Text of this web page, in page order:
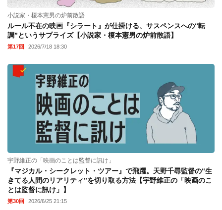
小説家・榎本憲男の炉前散語
ルール不在の映画『シラート』が仕掛ける、サスペンスへの“転
調”というサプライズ【小説家・榎本憲男の炉前散語】
第17回 2026/7/18 18:30
宇野維正の「映画のことは監督に訊け」
『マジカル・シークレット・ツアー』で飛躍。天野千尋監督の“生
きてる人間のリアリティ”を切り取る方法【宇野維正の「映画のこ
とは監督に訊け」】
第30回 2026/6/25 21:15